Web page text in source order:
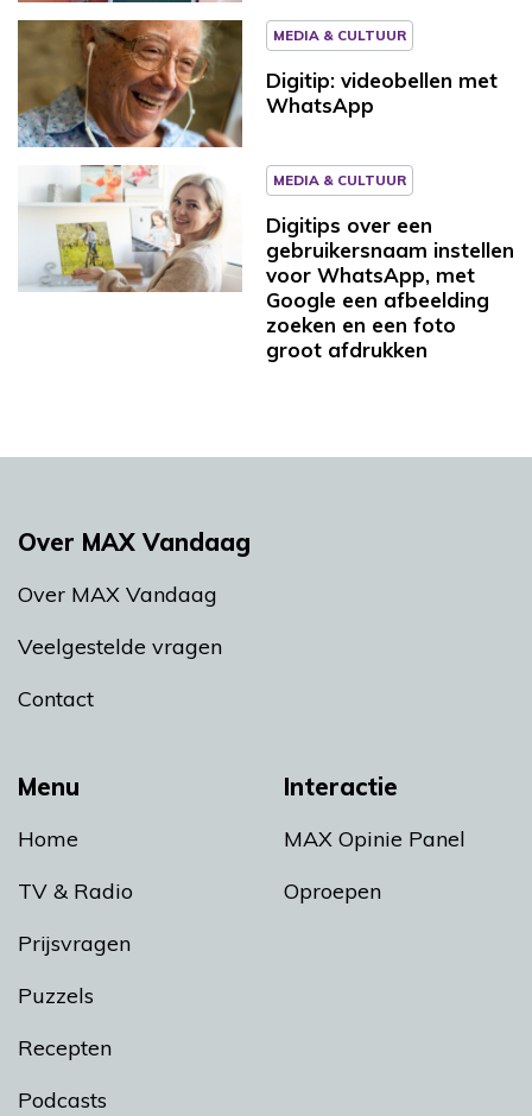
MEDIA & CULTUUR
Digitip: videobellen met
WhatsApp
MEDIA & CULTUUR
Digitips over een
gebruikersnaam instellen
voor WhatsApp, met
Google een afbeelding
zoeken en een foto
groot afdrukken
Menu
Home
TV & Radio
Prijsvragen
Puzzels
Recepten
Podcasts
Interactie
MAX Opinie Panel
Oproepen
Over MAX Vandaag
Over MAX Vandaag
Veelgestelde vragen
Contact